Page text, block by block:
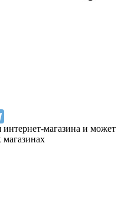
интернет-магазина и может
магазинах